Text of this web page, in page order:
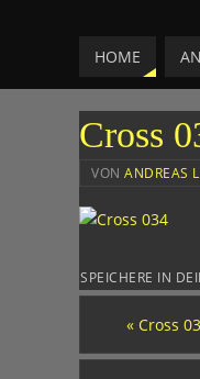
HOME
Cross
VON ANDREAS
SPEICHERE IN
« Cross